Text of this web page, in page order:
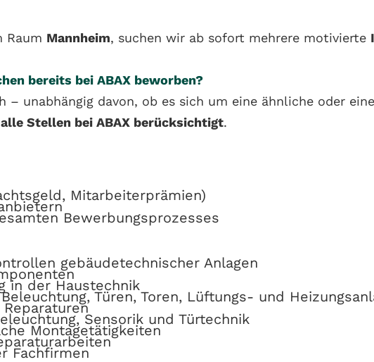
Raum Mannheim, suchen wir ab sofort mehrere motivierte
bereits bei ABAX beworben?
– unabhängig davon, ob es sich um eine ähnliche oder
alle Stellen bei ABAX berücksichtigt.
Mitarbeiterprämien)
Bewerbungsprozesses
gebäudetechnischer Anlagen
in der Haustechnik
Türen, Toren, Lüftungs- und
Sensorik und Türtechnik
Montagetätigkeiten
Fachfirmen